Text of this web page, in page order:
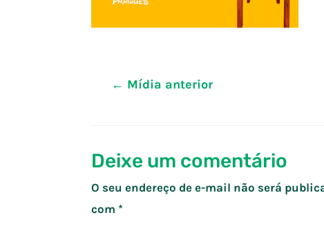
Navegação
← Mídia anterior
Deixe um comentário
O seu endereço de e-mail não será
com *